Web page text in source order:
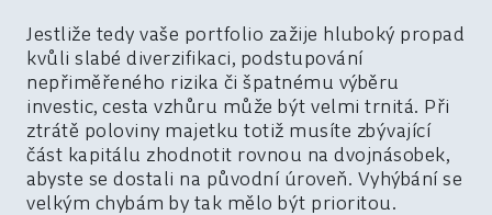
Jestliže tedy vaše portfolio zažije hluboký propad
kvůli slabé diverzifikaci, podstupování
nepřiměřeného rizika či špatnému výběru
investic, cesta vzhůru může být velmi trnitá. Při
ztrátě poloviny majetku totiž musíte zbývající
část kapitálu zhodnotit rovnou na dvojnásobek,
abyste se dostali na původní úroveň. Vyhýbání se
velkým chybám by tak mělo být prioritou.